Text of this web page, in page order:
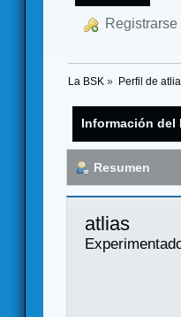
Registrarse
La BSK » Perfil de
Información del
Resumen
atlias